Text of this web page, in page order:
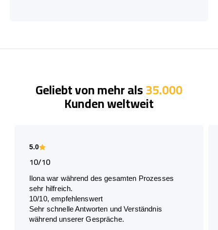
Geliebt von mehr als35.000
Kunden weltweit
5.0
10/10
Ilona war während des gesamten Prozesses
sehr hilfreich.
10/10, empfehlenswert
Sehr schnelle Antworten und Verständnis
während unserer Gespräche.